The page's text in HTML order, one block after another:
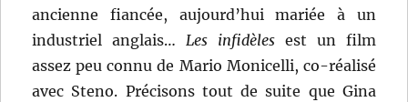
ancienne fiancée, aujourd’hui mariée à un
industriel anglais…Les infidèles est un film
assez peu connu de Mario Monicelli, co-réalisé
avec Steno. Précisons tout de suite que Gina